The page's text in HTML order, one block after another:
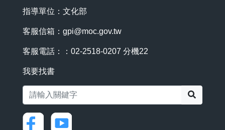
指導單位：文化部
客服信箱： gpi@moc.gov.tw
客服電話：：02-2518-0207 分機22
我要找書